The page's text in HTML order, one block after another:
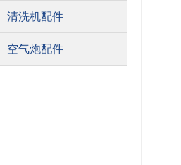
清洗机配件
空气炮配件